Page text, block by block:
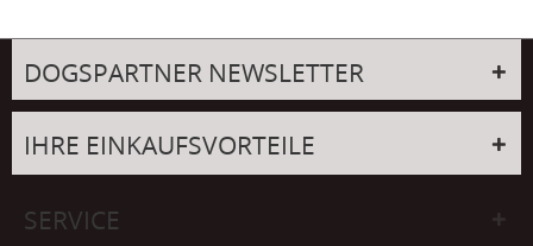
DOGSPARTNER NEWSLETTER
IHRE EINKAUFSVORTEILE
SERVICE